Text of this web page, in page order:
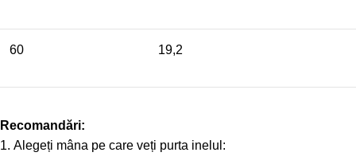
60 19,2
Recomandări:
Alegeți mâna pe care veți purta inelul: